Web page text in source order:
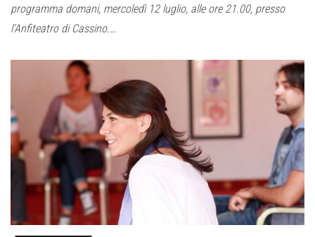
programma domani, mercoledì 12 luglio, alle ore 21.00, presso
l’Anfiteatro di Cassino.…